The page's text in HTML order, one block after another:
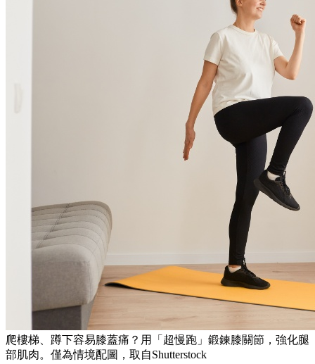
爬樓梯、蹲下容易膝蓋痛？用「超慢跑」鍛鍊膝關節，強化腿
部肌肉。僅為情境配圖，取自Shutterstock